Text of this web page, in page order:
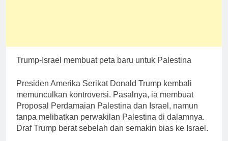
Trump-Israel membuat peta baru untuk Palestina
Presiden Amerika Serikat Donald Trump kembali
memunculkan kontroversi. Pasalnya, ia membuat
Proposal Perdamaian Palestina dan Israel, namun
tanpa melibatkan perwakilan Palestina di dalamnya.
Draf Trump berat sebelah dan semakin bias ke Israel.